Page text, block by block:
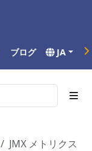
ブログ JA
JMX メトリクス